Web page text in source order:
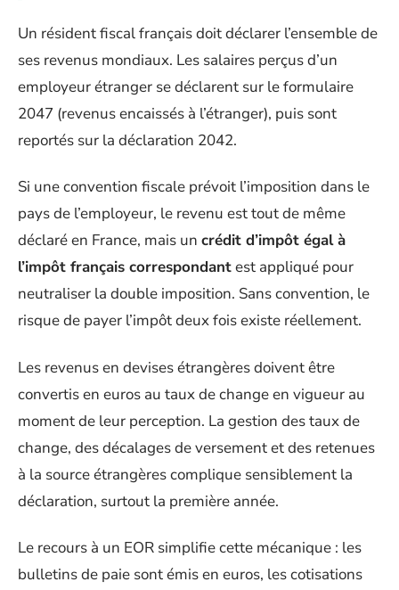
Un résident fiscal français doit déclarer l’ensemble de
ses revenus mondiaux. Les salaires perçus d’un
employeur étranger se déclarent sur le formulaire
2047 (revenus encaissés à l’étranger), puis sont
reportés sur la déclaration 2042.
Si une convention fiscale prévoit l’imposition dans le
pays de l’employeur, le revenu est tout de même
déclaré en France, mais un crédit d’impôt égal à
l’impôt français correspondantest appliqué pour
neutraliser la double imposition. Sans convention, le
risque de payer l’impôt deux fois existe réellement.
Les revenus en devises étrangères doivent être
convertis en euros au taux de change en vigueur au
moment de leur perception. La gestion des taux de
change, des décalages de versement et des retenues
à la source étrangères complique sensiblement la
déclaration, surtout la première année.
Le recours à un EOR simplifie cette mécanique : les
bulletins de paie sont émis en euros, les cotisations